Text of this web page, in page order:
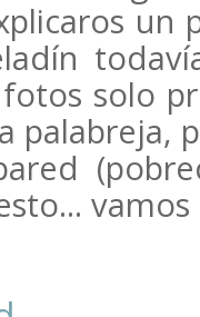
un
solo
palabreja,
vamos